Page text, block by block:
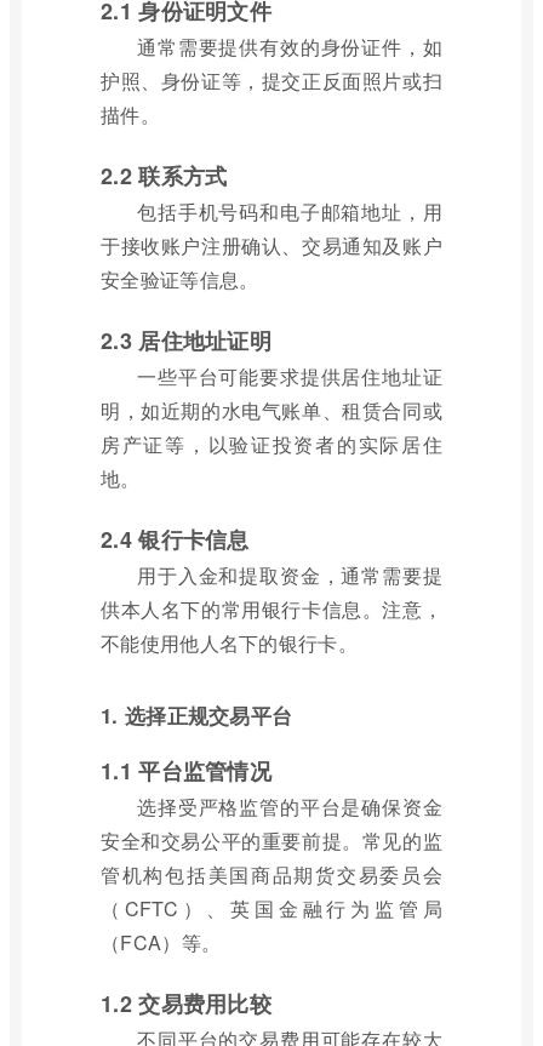
2.1 身份证明文件
通常需要提供有效的身份证件，如
护照、身份证等，提交正反面照片或扫
描件。
2.2 联系方式
包括手机号码和电子邮箱地址，用
于接收账户注册确认、交易通知及账户
安全验证等信息。
2.3 居住地址证明
一些平台可能要求提供居住地址证
明，如近期的水电气账单、租赁合同或
房产证等，以验证投资者的实际居住
地。
2.4 银行卡信息
用于入金和提取资金，通常需要提
供本人名下的常用银行卡信息。注意，
不能使用他人名下的银行卡。
1. 选择正规交易平台
1.1 平台监管情况
选择受严格监管的平台是确保资金
安全和交易公平的重要前提。常见的监
管机构包括美国商品期货交易委员会
（CFTC）、英国金融行为监管局
（FCA）等。
1.2 交易费用比较
不同平台的交易费用可能存在较大